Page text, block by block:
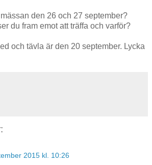
den 26 och 27 september?
du fram emot att träffa och varför?
och tävla är den 20 september. Lycka
2015 kl. 10:26